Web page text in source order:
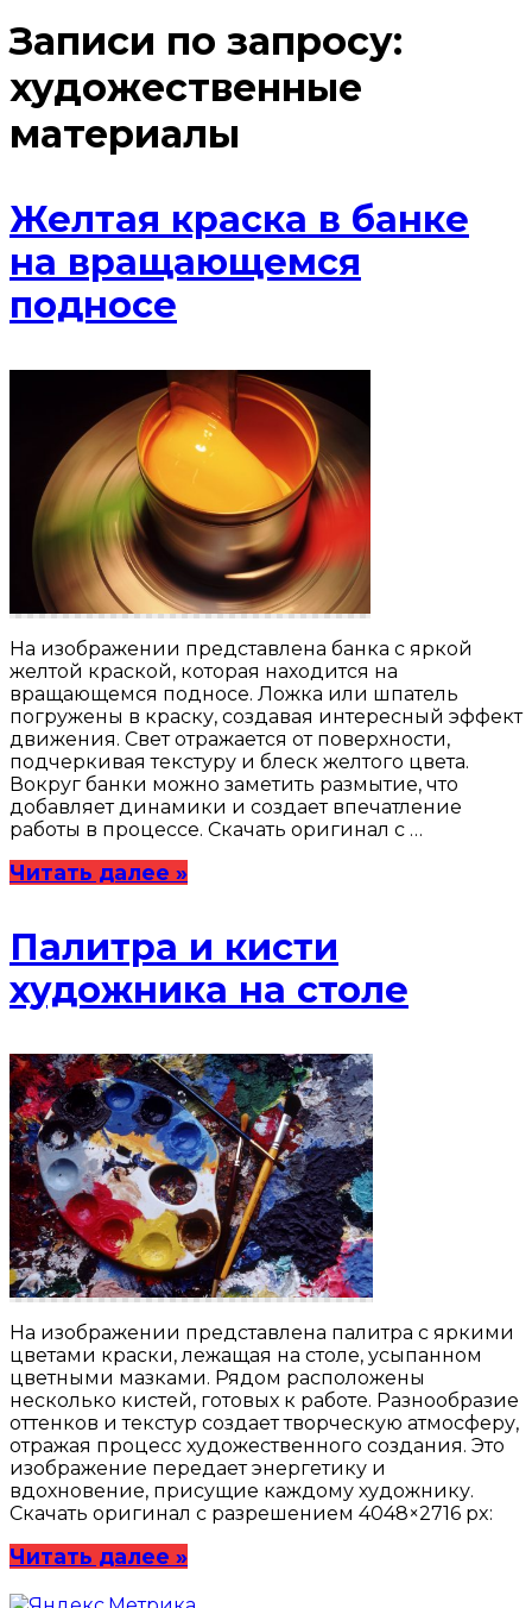
Записи по запросу:
художественные
материалы
Желтая краска в банке
на вращающемся
подносе
На изображении представлена банка с яркой
желтой краской, которая находится на
вращающемся подносе. Ложка или шпатель
погружены в краску, создавая интересный эффект
движения. Свет отражается от поверхности,
подчеркивая текстуру и блеск желтого цвета.
Вокруг банки можно заметить размытие, что
добавляет динамики и создает впечатление
работы в процессе. Скачать оригинал с …
Читать далее »
Палитра и кисти
художника на столе
На изображении представлена палитра с яркими
цветами краски, лежащая на столе, усыпанном
цветными мазками. Рядом расположены
несколько кистей, готовых к работе. Разнообразие
оттенков и текстур создает творческую атмосферу,
отражая процесс художественного создания. Это
изображение передает энергетику и
вдохновение, присущие каждому художнику.
Скачать оригинал с разрешением 4048×2716 px:
Читать далее »